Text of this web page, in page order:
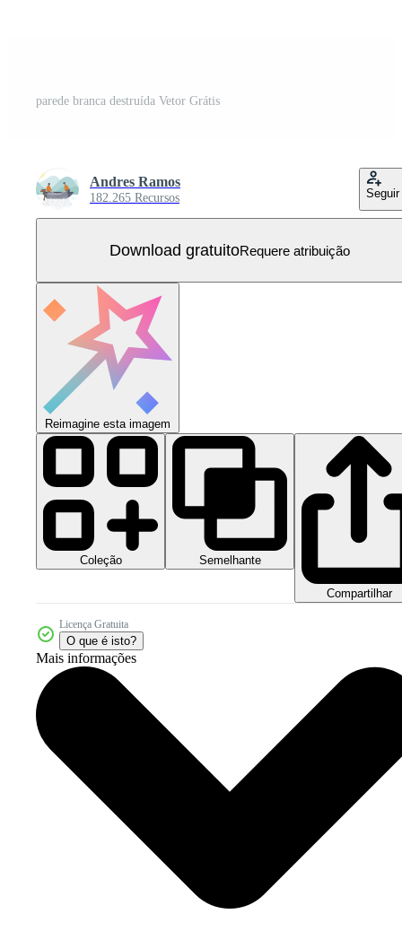
parede branca destruída Vetor Grátis
Andres Ramos
182.265 Recursos Seguir
Download gratuitoRequere atribuição
Reimagine esta imagem
Coleção Semelhante
Compartilhar
Licença Gratuita
O que é isto?
Mais informações